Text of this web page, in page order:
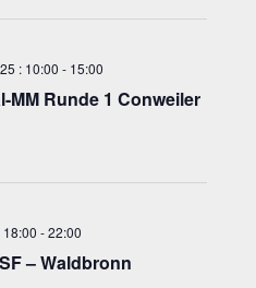
Suche
MM Runde 1 Conweiler
: 10:00 - 15:00
– Waldbronn
-22:00